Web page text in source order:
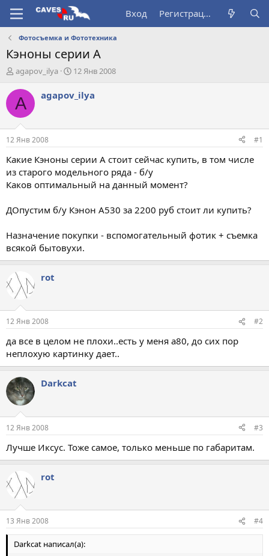
Вход Регистрация
Фотосъемка и Фототехника
Кэноны серии А
А
т
о
т
е
м
ы
agapov_ilya
Д
т
а
а
л
12 Янв 2008
A agapov_ilya
12 Янв 2008 #1
Какие Кэноны серии А стоит сейчас купить, в том числе
из старого модельного ряда - б/у
Каков оптимальный на данный момент?
ДОпустим б/у Кэнон А530 за 2200 руб стоит ли купить?
Назначение покупки - вспомогательный фотик + съемка
всякой бытовухи.
rot
12 Янв 2008 #2
да все в целом не плохи..есть у меня а80, до сих пор
неплохую картинку дает..
Darkcat
12 Янв 2008 #3
Лучше Иксус. Тоже самое, только меньше по габаритам.
rot
13 Янв 2008 #4
Darkcat написал(а):